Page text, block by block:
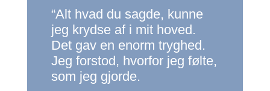
“Alt hvad du sagde, kunne
jeg krydse af i mit hoved.
Det gav en enorm tryghed.
Jeg forstod, hvorfor jeg følte,
som jeg gjorde.